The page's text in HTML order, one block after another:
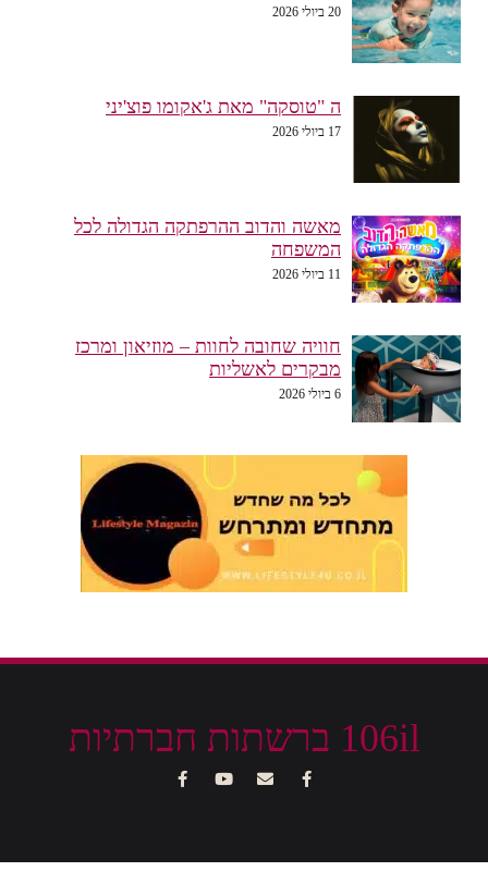
20 ביולי 2026
ה "טוסקה" מאת ג'אקומו פוצ'יני
17 ביולי 2026
מאשה והדוב ההרפתקה הגדולה לכל
המשפחה
11 ביולי 2026
חוויה שחובה לחוות – מוזיאון ומרכז
מבקרים לאשליות
6 ביולי 2026
106il ברשתות חברתיות